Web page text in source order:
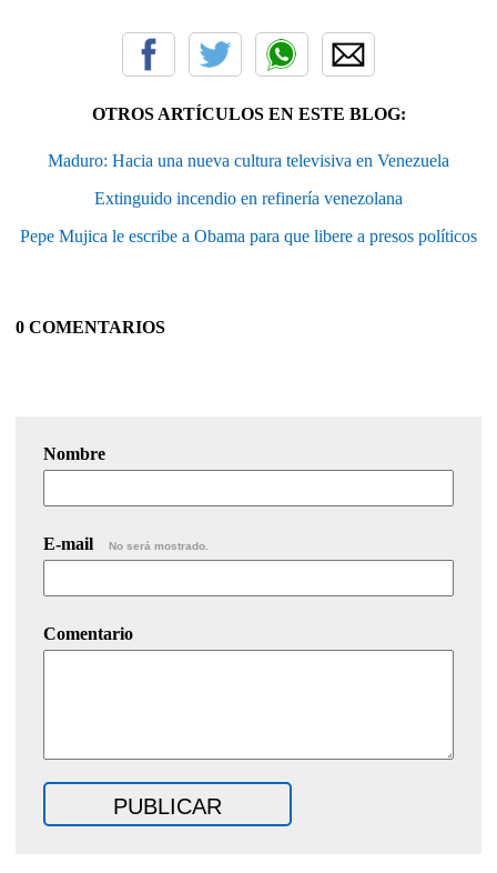
OTROS ARTÍCULOS EN ESTE BLOG:
Maduro: Hacia una nueva cultura televisiva en Venezuela
Extinguido incendio en refinería venezolana
Pepe Mujica le escribe a Obama para que libere a presos políticos
0 COMENTARIOS
Nombre
E-mail No será mostrado.
Comentario